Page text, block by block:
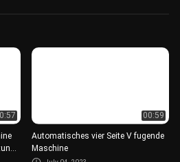
00:59
Automatisches vier Seite V fugende
Maschine